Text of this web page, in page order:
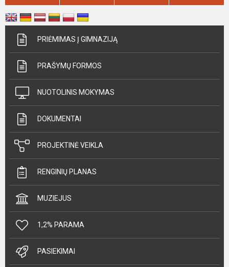
PRIĖMIMAS Į GIMNAZIJĄ
PRAŠYMŲ FORMOS
NUOTOLINIS MOKYMAS
DOKUMENTAI
PROJEKTINĖ VEIKLA
RENGINIŲ PLANAS
MUZIEJUS
1,2% PARAMA
PASIEKIMAI